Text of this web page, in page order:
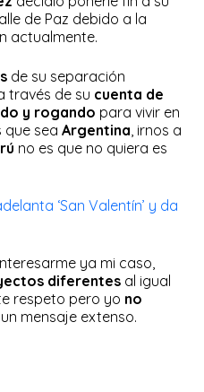
de Paz debido a la
actualmente.
de su separación
través de su cuenta de
y rogando para vivir en
que seaArgentina , irnos a
no es que no quiera es
‘San Valentín’ y da
ya mi caso,
diferentes al igual
respeto pero yo no
un mensaje extenso.